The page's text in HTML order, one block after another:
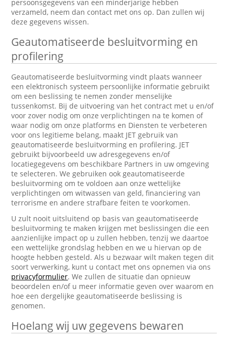
persoonsgegevens van een minderjarige hebben
verzameld, neem dan contact met ons op. Dan zullen wij
deze gegevens wissen.
Geautomatiseerde besluitvorming en
profilering
Geautomatiseerde besluitvorming vindt plaats wanneer
een elektronisch systeem persoonlijke informatie gebruikt
om een beslissing te nemen zonder menselijke
tussenkomst. Bij de uitvoering van het contract met u en/of
voor zover nodig om onze verplichtingen na te komen of
waar nodig om onze platforms en Diensten te verbeteren
voor ons legitieme belang, maakt JET gebruik van
geautomatiseerde besluitvorming en profilering. JET
gebruikt bijvoorbeeld uw adresgegevens en/of
locatiegegevens om beschikbare Partners in uw omgeving
te selecteren. We gebruiken ook geautomatiseerde
besluitvorming om te voldoen aan onze wettelijke
verplichtingen om witwassen van geld, financiering van
terrorisme en andere strafbare feiten te voorkomen.
U zult nooit uitsluitend op basis van geautomatiseerde
besluitvorming te maken krijgen met beslissingen die een
aanzienlijke impact op u zullen hebben, tenzij we daartoe
een wettelijke grondslag hebben en we u hiervan op de
hoogte hebben gesteld. Als u bezwaar wilt maken tegen dit
soort verwerking, kunt u contact met ons opnemen via ons
privacyformulier. We zullen de situatie dan opnieuw
beoordelen en/of u meer informatie geven over waarom en
hoe een dergelijke geautomatiseerde beslissing is
genomen.
Hoelang wij uw gegevens bewaren